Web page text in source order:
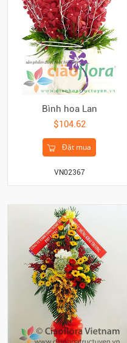
Bình hoa Lan
$104.62
Đặt mua
VN02367